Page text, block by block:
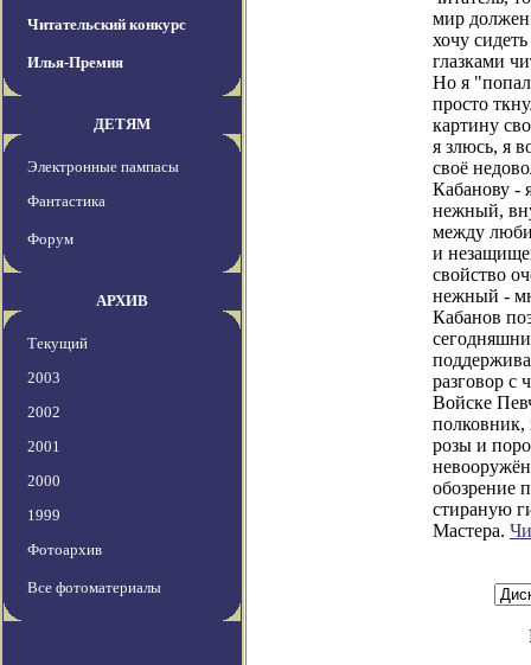
Читательский конкурс
Илья-Премия
ДЕТЯМ
Электронные пампасы
Фантастика
Форум
АРХИВ
Текущий
2003
2002
2001
2000
1999
Фотоархив
Все фотоматериалы
мир
хочу
глазками
Но я
просто
картину
я злюсь, я
своё
Кабанову -
нежный,
между
и
свойство
нежный -
Кабанов
разговор с
Войске
полковник,
розы и
обозрение
стираную
Мастера.